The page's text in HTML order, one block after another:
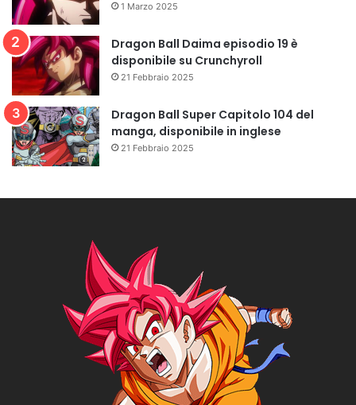
1 Marzo 2025
Dragon Ball Daima episodio 19 è
disponibile su Crunchyroll
21 Febbraio 2025
Dragon Ball Super Capitolo 104 del
manga, disponibile in inglese
21 Febbraio 2025